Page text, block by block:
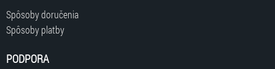
Spôsoby doručenia
Spôsoby platby
PODPORA